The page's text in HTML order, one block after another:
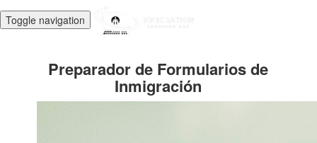
Toggle navigation
Preparador de Formularios de
Inmigración